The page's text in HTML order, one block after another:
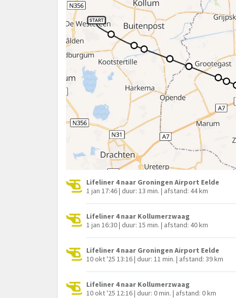
Lifeliner 4 naar Groningen Airport Eelde
1 jan 17:46 | duur: 13 min. | afstand: 44 km
Lifeliner 4 naar Kollumerzwaag
1 jan 16:30 | duur: 15 min. | afstand: 40 km
Lifeliner 4 naar Groningen Airport Eelde
10 okt '25 13:16 | duur: 11 min. | afstand: 39 km
Lifeliner 4 naar Kollumerzwaag
10 okt '25 12:16 | duur: 0 min. | afstand: 0 km